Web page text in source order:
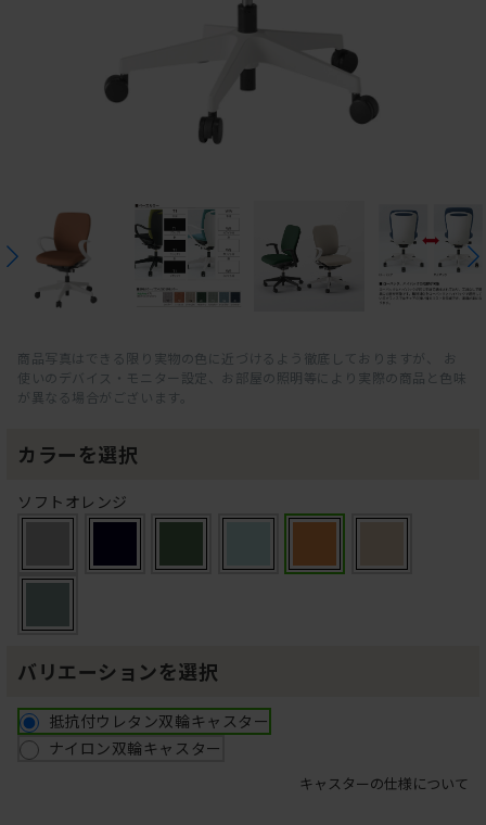
商品写真はできる限り実物の色に近づけるよう徹底しておりますが、 お
使いのデバイス・モニター設定、お部屋の照明等により実際の商品と色味
が異なる場合がございます。
カラーを選択
ソフトオレンジ
バリエーションを選択
抵抗付ウレタン双輪キャスター
ナイロン双輪キャスター
キャスターの仕様について